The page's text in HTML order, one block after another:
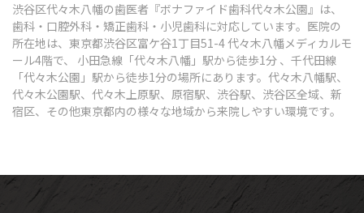
渋谷区代々木八幡の歯医者『ボナファイド歯科代々木公園』は、
歯科・口腔外科・矯正歯科・小児歯科に対応しています。医院の
所在地は、東京都渋谷区富ケ谷1丁目51-4 代々木八幡メディカルモ
ール4階で、 小田急線「代々木八幡」駅から徒歩1分 、千代田線
「代々木公園」駅から徒歩1分の場所にあります。代々木八幡駅、
代々木公園駅、代々木上原駅、原宿駅、渋谷駅、渋谷区全域、新
宿区、その他東京都内の様々な地域から来院しやすい環境です。